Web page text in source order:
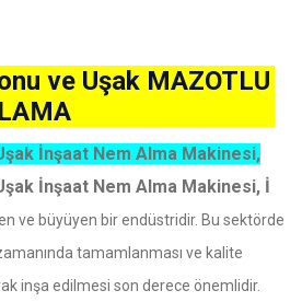
ve Uşak MAZOTLU
İnşaat Nem Alma Makinesi,
İnşaat Nem Alma Makinesi, İ
ve büyüyen bir endüstridir. Bu sektörde
tamamlanması ve kalite
inşa edilmesi son derece önemlidir.